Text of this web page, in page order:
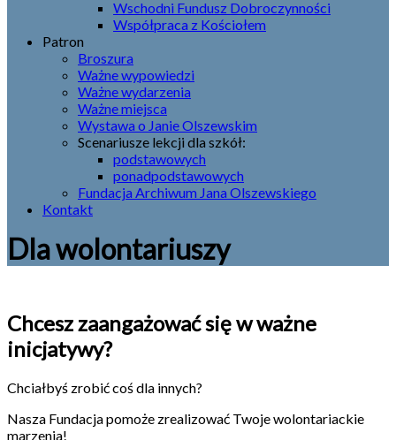
Wschodni Fundusz Dobroczynności
Współpraca z Kościołem
Patron
Broszura
Ważne wypowiedzi
Ważne wydarzenia
Ważne miejsca
Wystawa o Janie Olszewskim
Scenariusze lekcji dla szkół:
podstawowych
ponadpodstawowych
Fundacja Archiwum Jana Olszewskiego
Kontakt
Dla wolontariuszy
Chcesz zaangażować się w ważne
inicjatywy?
Chciałbyś zrobić coś dla innych?
Nasza Fundacja pomoże zrealizować Twoje wolontariackie
marzenia!